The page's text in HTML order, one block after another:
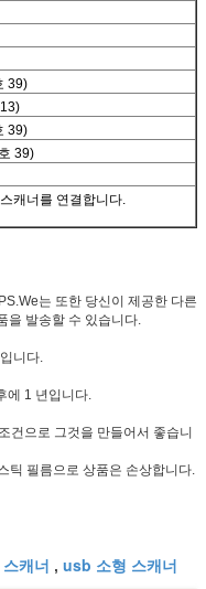
39)
39)
39)
캐너를 연결합니다.
는 또한 당신이 제공한 다른
을 발송할 수 있습니다.
니다.
에 1 년입니다.
건으로 그것을 만들어서 좋습니
틱 필름으로 상품은 손상합니다.
캐너 , usb 소형 스캐너